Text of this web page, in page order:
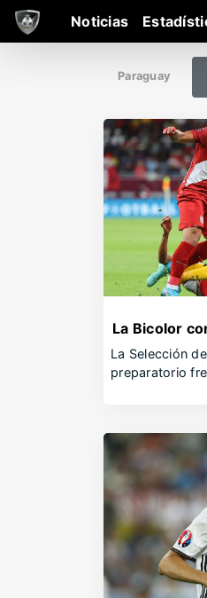
Noticias
Paraguay
La Bicolor
La Selección
preparatorio